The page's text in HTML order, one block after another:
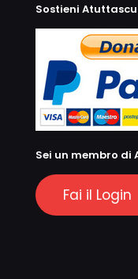
Sostieni
Sei un membro
Fai il Login